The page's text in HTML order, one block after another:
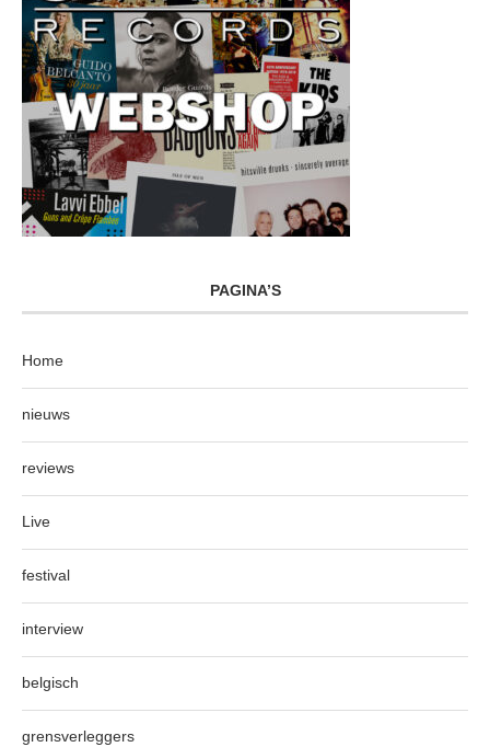
PAGINA’S
Home
nieuws
reviews
Live
festival
interview
belgisch
grensverleggers